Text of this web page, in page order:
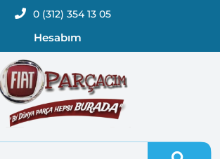
0 (312) 354 13 05
Hesabım